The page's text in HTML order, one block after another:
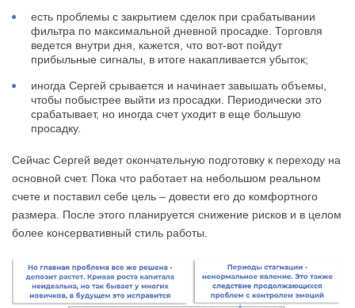
есть проблемы с закрытием сделок при срабатывании
фильтра по максимальной дневной просадке. Торговля
ведется внутри дня, кажется, что вот-вот пойдут
прибыльные сигналы, в итоге накапливается убыток;
иногда Сергей срывается и начинает завышать объемы,
чтобы побыстрее выйти из просадки. Периодически это
срабатывает, но иногда счет уходит в еще большую
просадку.
Сейчас Сергей ведет окончательную подготовку к переходу на
основной счет. Пока что работает на небольшом реальном
счете и поставил себе цель – довести его до комфортного
размера. После этого планируется снижение рисков и в целом
более консервативный стиль работы.